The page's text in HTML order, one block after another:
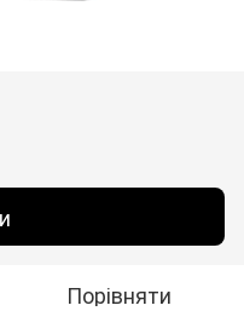
Порівняти